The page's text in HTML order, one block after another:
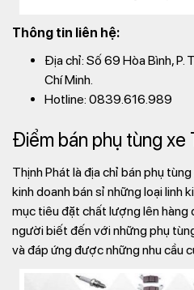
Thông tin liên hệ:
Địa chỉ: Số 69 Hòa Bình, P.
Chí Minh.
Hotline: 0839.616.989
Điểm bán phụ tùng xe
Thịnh Phát là địa chỉ bán phụ
kinh doanh bán sỉ những loại linh
mục tiêu đặt chất lượng lên hàng
người biết đến với những phụ
và đáp ứng được những nhu cầu